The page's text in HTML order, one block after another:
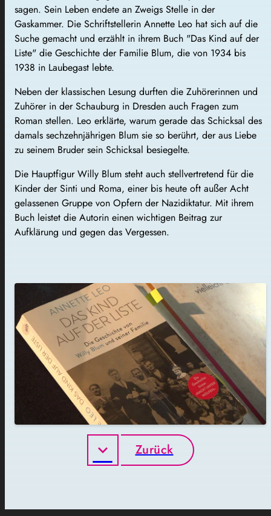
sagen. Sein Leben endete an Zweigs Stelle in der
Gaskammer. Die Schriftstellerin Annette Leo hat sich auf die
Suche gemacht und erzählt in ihrem Buch "Das Kind auf der
Liste" die Geschichte der Familie Blum, die von 1934 bis
1938 in Laubegast lebte.
Neben der klassischen Lesung durften die Zuhörerinnen und
Zuhörer in der Schauburg in Dresden auch Fragen zum
Roman stellen. Leo erklärte, warum gerade das Schicksal des
damals sechzehnjährigen Blum sie so berührt, der aus Liebe
zu seinem Bruder sein Schicksal besiegelte.
Die Hauptfigur Willy Blum steht auch stellvertretend für die
Kinder der Sinti und Roma, einer bis heute oft außer Acht
gelassenen Gruppe von Opfern der Nazidiktatur. Mit ihrem
Buch leistet die Autorin einen wichtigen Beitrag zur
Aufklärung und gegen das Vergessen.
Zurück